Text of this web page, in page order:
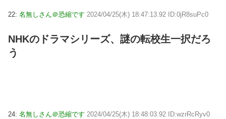
22: 名無しさん＠恐縮です 2024/04/25(木) 18:47:13.92 ID:0jR8suPc0
NHKのドラマシリーズ、謎の転校生一択だろ
う
24: 名無しさん＠恐縮です 2024/04/25(木) 18:48:03.92 ID:wzrRcRyv0